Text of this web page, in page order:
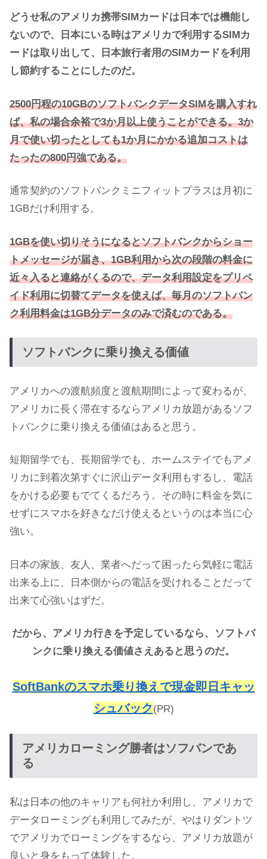
どうせ私のアメリカ携帯SIMカードは日本では機能し
ないので、日本にいる時はアメリカで利用するSIMカ
ードは取り出して、日本旅行者用のSIMカードを利用
し節約することにしたのだ。
2500円程の10GBのソフトバンクデータSIMを購入すれ
ば、私の場合余裕で3か月以上使うことができる。3か
月で使い切ったとしても1か月にかかる追加コストは
たったの800円強である。
通常契約のソフトバンクミニフィットプラスは月初に
1GBだけ利用する。
1GBを使い切りそうになるとソフトバンクからショー
トメッセージが届き、1GB利用から次の段階の料金に
近々入ると連絡がくるので、データ利用設定をプリペ
イド利用に切替てデータを使えば、毎月のソフトバン
ク利用料金は1GB分データのみで済むのである。
ソフトバンクに乗り換える価値
アメリカへの渡航頻度と渡航期間によって変わるが、
アメリカに長く滞在するならアメリカ放題があるソフ
トバンクに乗り換える価値はあると思う。
短期留学でも、長期留学でも、ホームステイでもアメ
リカに到着次第すぐに沢山データ利用もするし、電話
をかける必要もでてくるだろう。その時に料金を気に
せずにスマホを好きなだけ使えるというのは本当に心
強い。
日本の家族、友人、業者へだって困ったら気軽に電話
出来る上に、日本側からの電話を受けれることだって
出来て心強いはずだ。
だから、アメリカ行きを予定しているなら、ソフトバ
ンクに乗り換える価値さえあると思うのだ。
SoftBankのスマホ乗り換えで現金即日キャッ
シュバック(PR)
アメリカローミング勝者はソフバンであ
る
私は日本の他のキャリアも何社か利用し、アメリカで
データローミングも利用してみたが、やはりダントツ
でアメリカでローミングをするなら、アメリカ放題が
良いと身をもって体験した。